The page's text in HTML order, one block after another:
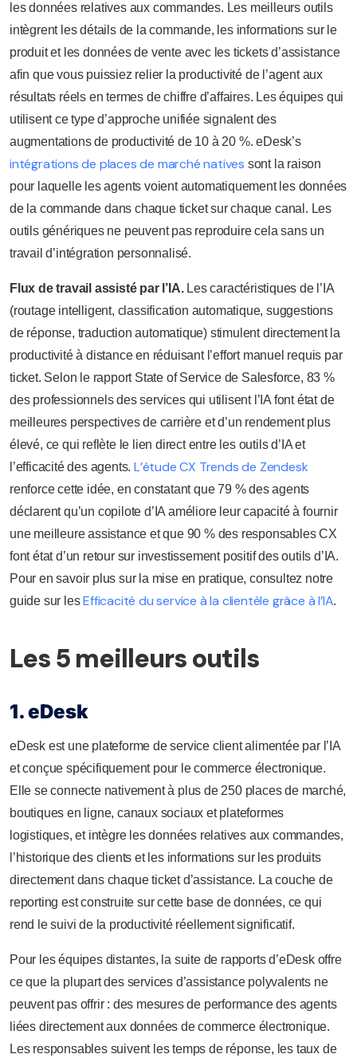
les données relatives aux commandes. Les meilleurs outils
intègrent les détails de la commande, les informations sur le
produit et les données de vente avec les tickets d’assistance
afin que vous puissiez relier la productivité de l’agent aux
résultats réels en termes de chiffre d’affaires. Les équipes qui
utilisent ce type d’approche unifiée signalent des
augmentations de productivité de 10 à 20 %. eDesk’s
intégrations de places de marché natives sont la raison
pour laquelle les agents voient automatiquement les données
de la commande dans chaque ticket sur chaque canal. Les
outils génériques ne peuvent pas reproduire cela sans un
travail d’intégration personnalisé.
Flux de travail assisté par l’IA.Les caractéristiques de l’IA
(routage intelligent, classification automatique, suggestions
de réponse, traduction automatique) stimulent directement la
productivité à distance en réduisant l’effort manuel requis par
ticket. Selon le rapport State of Service de Salesforce, 83 %
des professionnels des services qui utilisent l’IA font état de
meilleures perspectives de carrière et d’un rendement plus
élevé, ce qui reflète le lien direct entre les outils d’IA et
l’efficacité des agents.L’étude CX Trends de Zendesk
renforce cette idée, en constatant que 79 % des agents
déclarent qu’un copilote d’IA améliore leur capacité à fournir
une meilleure assistance et que 90 % des responsables CX
font état d’un retour sur investissement positif des outils d’IA.
Pour en savoir plus sur la mise en pratique, consultez notre
guide sur lesEfficacité du service à la clientèle grâce à l’IA.
Les 5 meilleurs outils
1. eDesk
eDesk est une plateforme de service client alimentée par l’IA
et conçue spécifiquement pour le commerce électronique.
Elle se connecte nativement à plus de 250 places de marché,
boutiques en ligne, canaux sociaux et plateformes
logistiques, et intègre les données relatives aux commandes,
l’historique des clients et les informations sur les produits
directement dans chaque ticket d’assistance. La couche de
reporting est construite sur cette base de données, ce qui
rend le suivi de la productivité réellement significatif.
Pour les équipes distantes, la suite de rapports d’eDesk offre
ce que la plupart des services d’assistance polyvalents ne
peuvent pas offrir : des mesures de performance des agents
liées directement aux données de commerce électronique.
Les responsables suivent les temps de réponse, les taux de